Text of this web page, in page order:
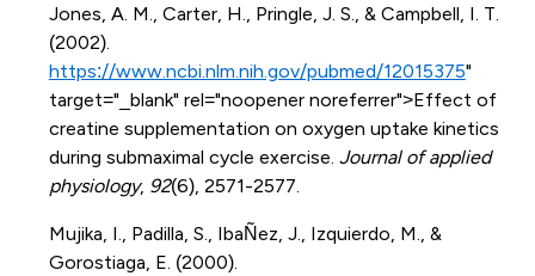
Jones, A. M., Carter, H., Pringle, J. S., & Campbell, I. T.
(2002).
https://www.ncbi.nlm.nih.gov/pubmed/12015375"
target="_blank" rel="noopener noreferrer">Effect of
creatine supplementation on oxygen uptake kinetics
during submaximal cycle exercise. Journal of applied
physiology, 92(6), 2571-2577.
Mujika, I., Padilla, S., IbaÑez, J., Izquierdo, M., &
Gorostiaga, E. (2000).